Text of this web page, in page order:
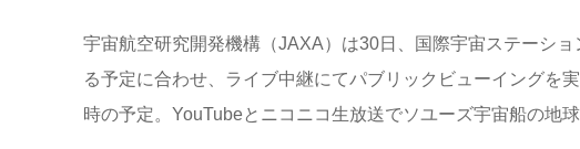
宇宙航空研究開発機構（JAXA）は30日、国際宇宙ステーシ
る予定に合わせ、ライブ中継にてパブリックビューイングを
時の予定。YouTubeとニコニコ生放送でソユーズ宇宙船の地